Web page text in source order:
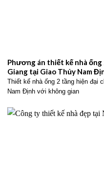
Phương án thiết kế nhà ống
Giang tại Giao Thủy Nam
Thiết kế nhà ống 2 tầng hiện đại
Nam Định với không gian